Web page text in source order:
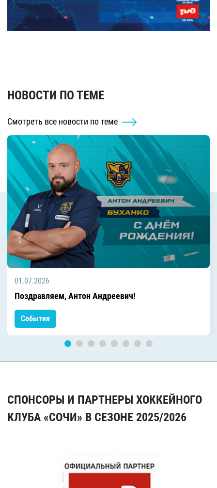
НОВОСТИ ПО ТЕМЕ
Смотреть все новости по теме
01.07.2026
Поздравляем, Антон Андреевич!
События
СПОНСОРЫ И ПАРТНЕРЫ ХОККЕЙНОГО
КЛУБА «СОЧИ» В СЕЗОНЕ 2025/2026